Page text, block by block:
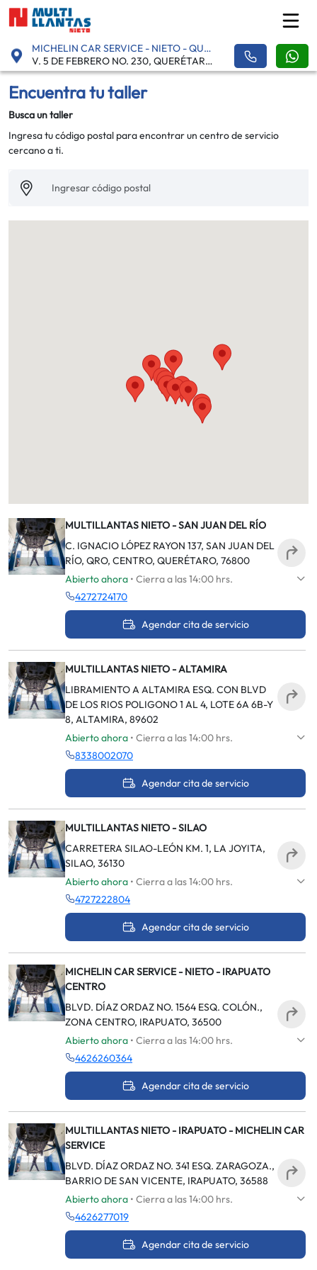
MICHELIN CAR SERVICE - NIETO - QUERÉTARO
V. 5 DE FEBRERO NO. 230, QUERÉTARO, COL. ZONA INDUSTRIAL BENITO JUÁREZ - 76120
Encuentra tu taller
Busca un taller
Ingresa tu código postal para encontrar un centro de servicio
cercano a ti.
MULTILLANTAS NIETO - SAN JUAN DEL RÍO
C. IGNACIO LÓPEZ RAYON 137, SAN JUAN DEL
RÍO, QRO, CENTRO, QUERÉTARO, 76800
Abierto ahora • Cierra a las 14:00 hrs.
4272724170
Agendar cita de servicio
MULTILLANTAS NIETO - ALTAMIRA
LIBRAMIENTO A ALTAMIRA ESQ. CON BLVD
DE LOS RIOS POLIGONO 1 AL 4, LOTE 6A 6B-Y
8, ALTAMIRA, 89602
Abierto ahora • Cierra a las 14:00 hrs.
8338002070
Agendar cita de servicio
MULTILLANTAS NIETO - SILAO
CARRETERA SILAO-LEÓN KM. 1, LA JOYITA,
SILAO, 36130
Abierto ahora • Cierra a las 14:00 hrs.
4727222804
Agendar cita de servicio
MICHELIN CAR SERVICE - NIETO - IRAPUATO
CENTRO
BLVD. DÍAZ ORDAZ NO. 1564 ESQ. COLÓN.,
ZONA CENTRO, IRAPUATO, 36500
Abierto ahora • Cierra a las 14:00 hrs.
4626260364
Agendar cita de servicio
MULTILLANTAS NIETO - IRAPUATO - MICHELIN CAR
SERVICE
BLVD. DÍAZ ORDAZ NO. 341 ESQ. ZARAGOZA.,
BARRIO DE SAN VICENTE, IRAPUATO, 36588
Abierto ahora • Cierra a las 14:00 hrs.
4626277019
Agendar cita de servicio